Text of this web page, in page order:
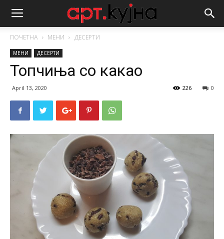
ПОЧЕТНА МЕНИ ДЕСЕРТИ
МЕНИ ДЕСЕРТИ
Топчиња со какао
April 13, 2020 0
226